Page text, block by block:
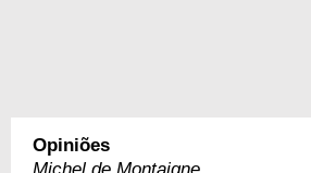
Opiniões